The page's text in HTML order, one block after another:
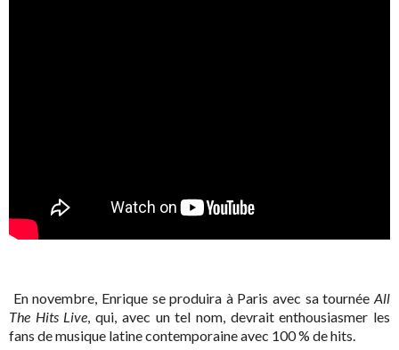
En novembre, Enrique se produira à Paris avec sa tournée All
The Hits Live, qui, avec un tel nom, devrait enthousiasmer les
fans de musique latine contemporaine avec 100 % de hits.